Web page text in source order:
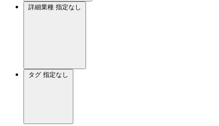
詳細業種 指定なし
タグ 指定なし